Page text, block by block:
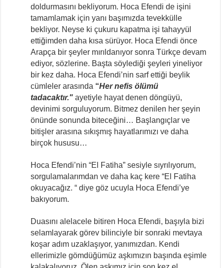
doldurmasını bekliyorum. Hoca Efendi de işini
tamamlamak için yanı başımızda tevekkülle
bekliyor. Neyse ki çukuru kapatma işi tahayyül
ettiğimden daha kısa sürüyor. Hoca Efendi önce
Arapça bir şeyler mırıldanıyor sonra Türkçe devam
ediyor, sözlerine. Başta söylediği şeyleri yineliyor
bir kez daha. Hoca Efendi’nin sarf ettiği beylik
cümleler arasında “Her nefis ölümü
tadacaktır." ayetiyle hayat denen döngüyü,
devinimi sorguluyorum. Bitmez denilen her şeyin
önünde sonunda biteceğini… Başlangıçlar ve
bitişler arasına sıkışmış hayatlarımızı ve daha
birçok hususu…
Hoca Efendi’nin “El Fatiha” sesiyle sıyrılıyorum,
sorgulamalarımdan ve daha kaç kere “El Fatiha
okuyacağız. “ diye göz ucuyla Hoca Efendi’ye
bakıyorum.
Duasını alelacele bitiren Hoca Efendi, başıyla bizi
selamlayarak görev bilinciyle bir sonraki mevtaya
koşar adım uzaklaşıyor, yanımızdan. Kendi
ellerimizle gömdüğümüz aşkımızın başında eşimle